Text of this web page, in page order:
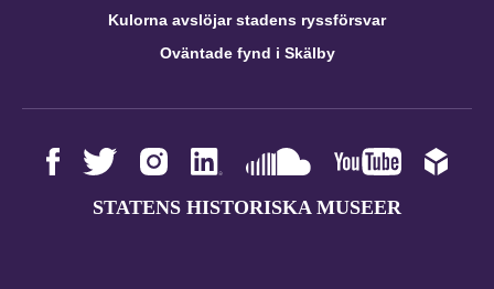
Kulorna avslöjar stadens ryssförsvar
Oväntade fynd i Skälby
STATENS HISTORISKA MUSEER